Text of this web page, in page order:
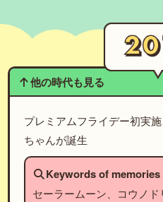
他の時代も見る
プレミアムフライデー初実
ちゃんが誕生
Keywords of memories
セーラームーン、コウノド